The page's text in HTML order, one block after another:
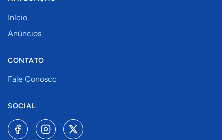
Início
Anúncios
CONTATO
Fale Conosco
SOCIAL